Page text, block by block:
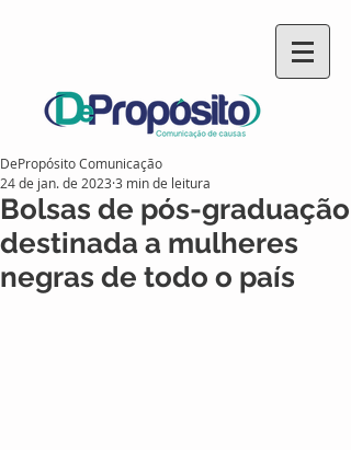
Bolsas de pós-graduação
destinada a mulheres
negras de todo o país
DePropósito Comunicação
24 de jan. de 2023 3 min de leitura